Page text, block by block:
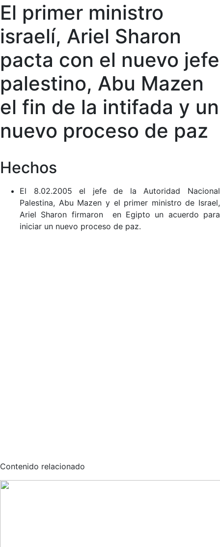
El primer ministro
israelí, Ariel Sharon
pacta con el nuevo jefe
palestino, Abu Mazen
el fin de la intifada y un
nuevo proceso de paz
Hechos
El 8.02.2005 el jefe de la Autoridad Nacional
Palestina, Abu Mazen y el primer ministro de Israel,
Ariel Sharon firmaron en Egipto un acuerdo para
iniciar un nuevo proceso de paz.
Contenido relacionado